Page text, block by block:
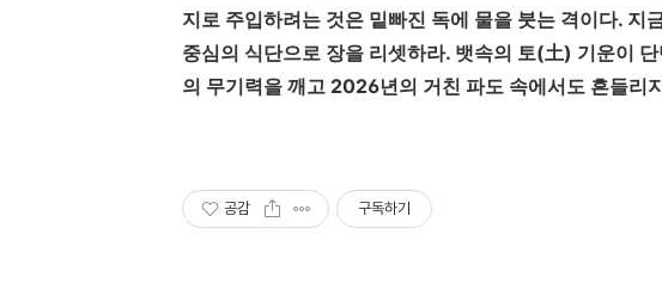
지로 주입하려는 것은 밑빠진 독에 물을 붓는 격이다. 지
중심의 식단으로 장을 리셋하라. 뱃속의 토(土) 기운이
의 무기력을 깨고 2026년의 거친 파도 속에서도 흔들리
공감 구독하기